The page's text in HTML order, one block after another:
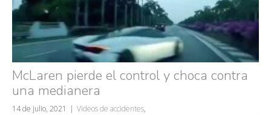
Búsquedas populares
mujeres guapas
volver a nacer
McLaren pierde el control y choca contra
una medianera
14 de julio, 2021 Videos de accidentes,